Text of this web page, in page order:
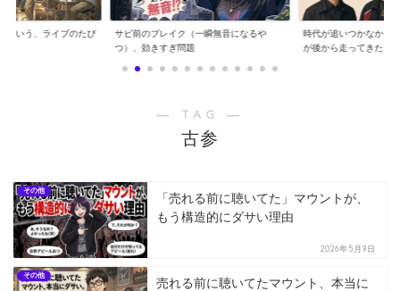
という、ライブのたび
サビ前のブレイク（一瞬無音になるや
つ）、効きすぎ問題
時代が追いつかなかっ
が後から走ってきた...
― TAG ―
古参
その他
「売れる前に聴いてた」マウントが、
もう構造的にダサい理由
2026年5月9日
その他
売れる前に聴いてたマウント、本当に